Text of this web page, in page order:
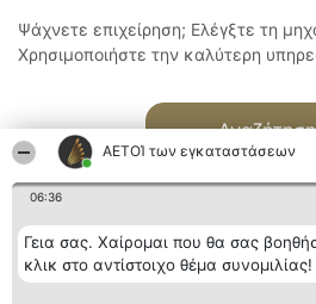
ΑΕΤΟΊ των εγκαταστάσεων
06:36
Γεια σας. Χαίρομαι που θα σας
κλικ στο αντίστοιχο θέμα
Ψάχνετε επιχείρηση; Ελέγξτε τη
Χρησιμοποιήστε την καλύτερη
Αναζήτηση